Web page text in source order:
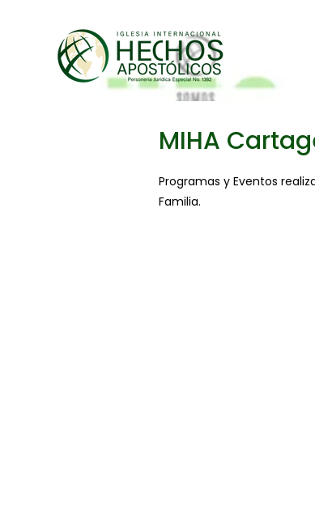
MIHA
Programas y Eventos
Familia.